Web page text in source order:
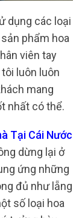
dụng các loại
phẩm hoa
viên tay
luôn luôn
mang
nhất có thể.
Tại Cái Nước
dừng lại ở
ứng những
đủ như lẵng
số loại hoa